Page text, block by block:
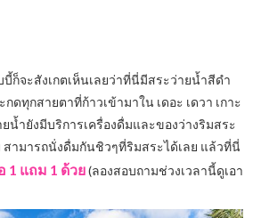
ก็จะสังเกตเห็นเลยว่าที่นี่มีสระว่ายน้ำสีดำ
ดทุกสายตาที่ก้าวเข้ามาใน เดอะ เดวา เกาะ
น้ำยังมีบริการเครื่องดื่มและของว่างริมสระ
ามารถนั่งดื่มกันชิวๆที่ริมสระได้เลย แล้วที่นี่
1 แถม 1 ด้วย(ลองสอบถามช่วงเวลานี้ดูเอา